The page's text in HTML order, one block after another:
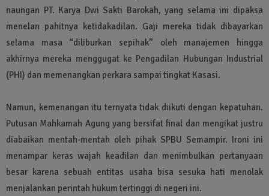
naungan PT. Karya Dwi Sakti Barokah, yang selama ini dipaksa
menelan pahitnya ketidakadilan. Gaji mereka tidak dibayarkan
selama masa “diliburkan sepihak” oleh manajemen hingga
akhirnya mereka menggugat ke Pengadilan Hubungan Industrial
(PHI) dan memenangkan perkara sampai tingkat Kasasi.
Namun, kemenangan itu ternyata tidak diikuti dengan kepatuhan.
Putusan Mahkamah Agung yang bersifat final dan mengikat justru
diabaikan mentah-mentah oleh pihak SPBU Semampir. Ironi ini
menampar keras wajah keadilan dan menimbulkan pertanyaan
besar karena sebuah entitas usaha bisa sesuka hati menolak
menjalankan perintah hukum tertinggi di negeri ini.